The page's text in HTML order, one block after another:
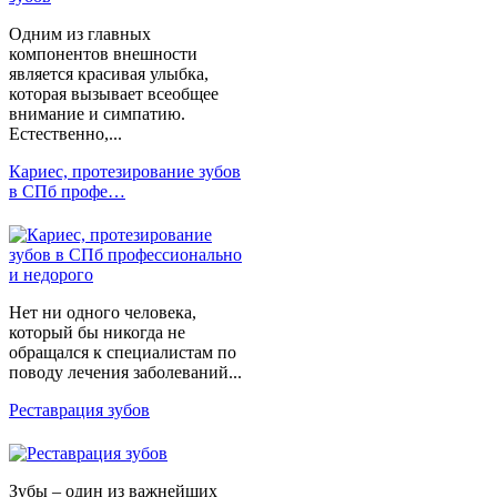
Одним из главных
компонентов внешности
является красивая улыбка,
которая вызывает всеобщее
внимание и симпатию.
Естественно,...
Кариес, протезирование зубов
в СПб профе…
Нет ни одного человека,
который бы никогда не
обращался к специалистам по
поводу лечения заболеваний...
Реставрация зубов
Зубы – один из важнейших